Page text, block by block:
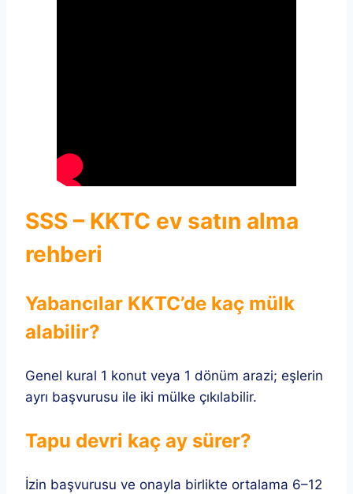
SSS – KKTC ev satın alma
rehberi
Yabancılar KKTC’de kaç mülk
alabilir?
Genel kural 1 konut veya 1 dönüm arazi; eşlerin
ayrı başvurusu ile iki mülke çıkılabilir.
Tapu devri kaç ay sürer?
İzin başvurusu ve onayla birlikte ortalama 6–12